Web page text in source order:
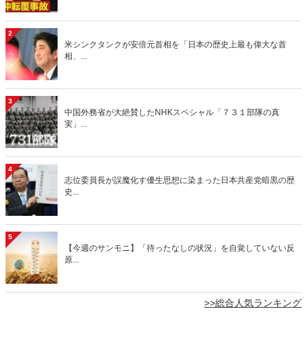
2
米シンクタンクが安倍元首相を「日本の歴史上最も偉大な首
相、...
3
中国外務省が大絶賛したNHKスペシャル「７３１部隊の真
実」...
4
志位委員長が誤魔化す優生思想に染まった日本共産党暗黒の歴
史...
5
【今週のサンモニ】「待ったなしの状況」を自覚していない反
原...
>>総合人気ランキング